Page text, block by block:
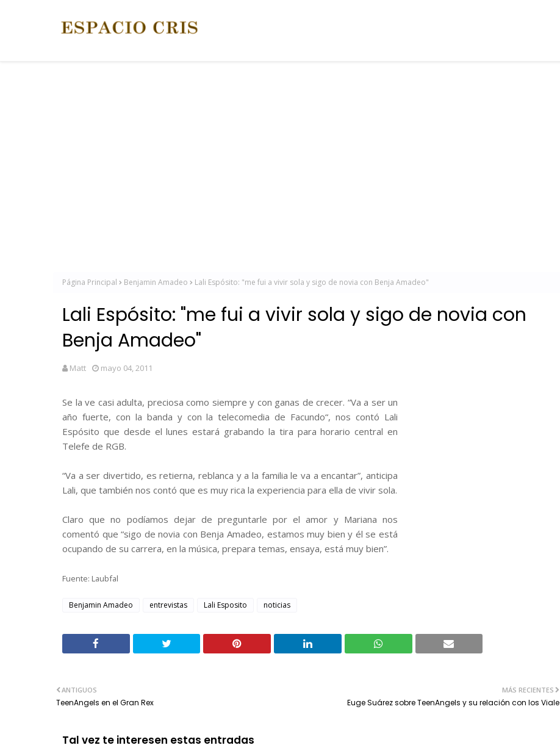
Página Principal Benjamin Amadeo Lali Espósito: "me fui a vivir sola y sigo de novia con Benja Amadeo"
Lali Espósito: "me fui a vivir sola y sigo de novia con
Benja Amadeo"
Matt mayo 04, 2011
Se la ve casi adulta, preciosa como siempre y con ganas de crecer. “Va a ser un
año fuerte, con la banda y con la telecomedia de Facundo“, nos contó Lali
Espósito que desde el lunes estará grabando la tira para horario central en
Telefe de RGB.
“Va a ser divertido, es retierna, reblanca y a la familia le va a encantar”, anticipa
Lali, que también nos contó que es muy rica la experiencia para ella de vivir sola.
Claro que no podíamos dejar de preguntarle por el amor y Mariana nos
comentó que “sigo de novia con Benja Amadeo, estamos muy bien y él se está
ocupando de su carrera, en la música, prepara temas, ensaya, está muy bien”.
Fuente: Laubfal
Benjamin Amadeo entrevistas Lali Esposito noticias
MÁS RECIENTES
Euge Suárez sobre TeenAngels y su relación con los Viale
ANTIGUOS
TeenAngels en el Gran Rex
Tal vez te interesen estas entradas